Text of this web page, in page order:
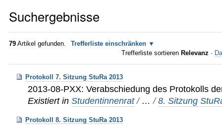
Suchergebnisse
79 Artikel gefunden.
Trefferliste einschränken
Trefferliste sortieren Relevanz ·
Protokoll 7. Sitzung StuRa 2013
2013-08-PXX: Verabschiedung des Protokolls
Existiert in Studentinnenrat / …/8. Sitzung
Protokoll 8. Sitzung StuRa 2013